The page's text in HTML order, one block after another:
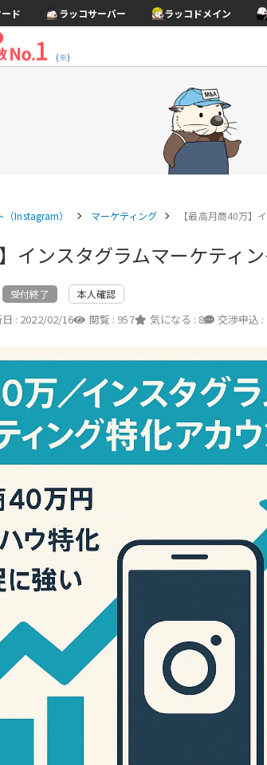
ド ラッコサーバー ラッコドメイン
(※)
（Instagram） マーケティング 【最高月商40万】
インスタグラムマーケティ
受付終了 本人確認
: 2022/02/16 閲覧 : 957 気になる : 8 交渉申込 :